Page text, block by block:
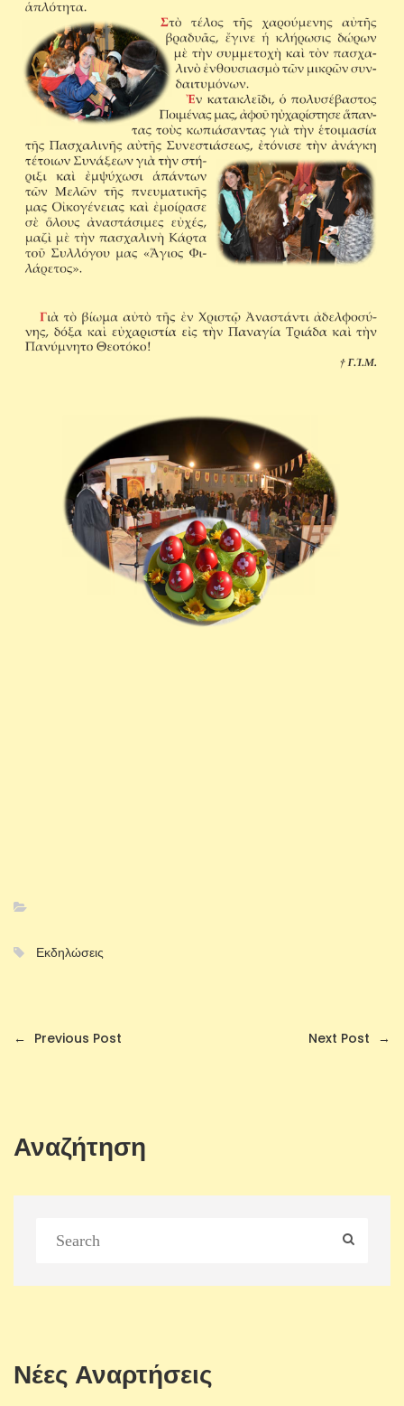
Εκδηλώσεις
← Previous Post Next Post →
Αναζήτηση
Νέες Αναρτήσεις